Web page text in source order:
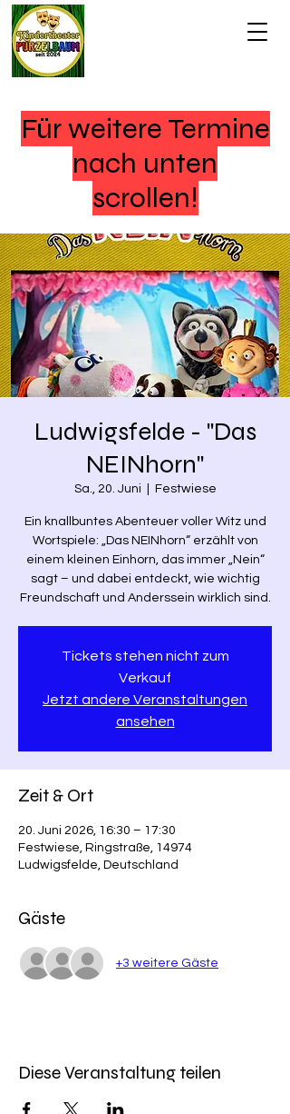
Für weitere Termine
nach unten
scrollen!
Ludwigsfelde - "Das
NEINhorn"
Sa., 20. Juni Festwiese
Ein knallbuntes Abenteuer voller Witz und
Wortspiele: „Das NEINhorn“ erzählt von
einem kleinen Einhorn, das immer „Nein“
sagt – und dabei entdeckt, wie wichtig
Freundschaft und Anderssein wirklich sind.
Tickets stehen nicht zum
Verkauf
Jetzt andere Veranstaltungen
ansehen
Zeit & Ort
20. Juni 2026, 16:30 – 17:30
Festwiese, Ringstraße, 14974
Ludwigsfelde, Deutschland
Gäste
+3 weitere Gäste
Diese Veranstaltung teilen